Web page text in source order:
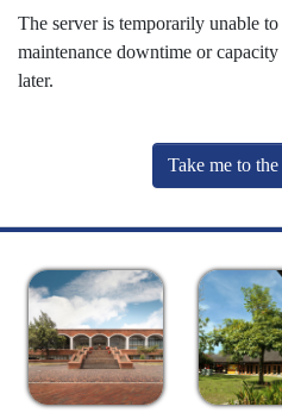
The server is temporarily unable
maintenance downtime or
later.
Take me to